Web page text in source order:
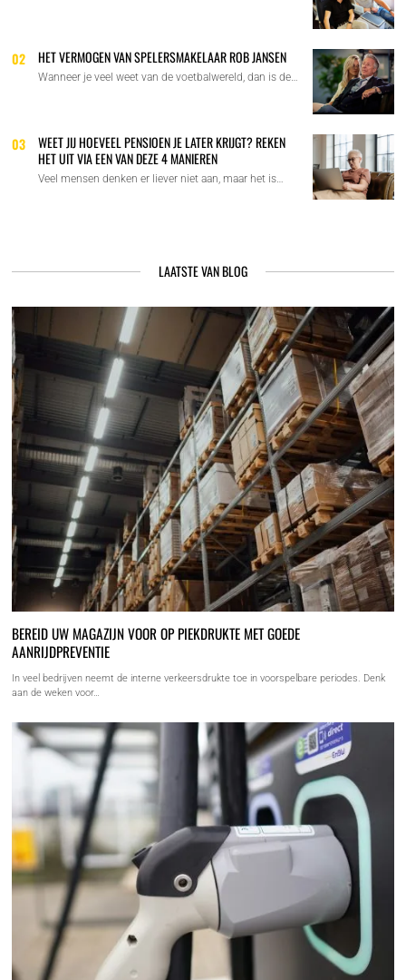
02 HET VERMOGEN VAN SPELERSMAKELAAR ROB JANSEN
Wanneer je veel weet van de voetbalwereld, dan is de…
03
WEET JIJ HOEVEEL PENSIOEN JE LATER KRIJGT? REKEN
HET UIT VIA EEN VAN DEZE 4 MANIEREN
Veel mensen denken er liever niet aan, maar het is…
LAATSTE VAN BLOG
BEREID UW MAGAZIJN VOOR OP PIEKDRUKTE MET GOEDE
AANRIJDPREVENTIE
In veel bedrijven neemt de interne verkeersdrukte toe in voorspelbare periodes. Denk
aan de weken voor…